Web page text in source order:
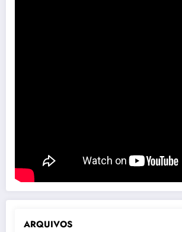
ARQUIVOS